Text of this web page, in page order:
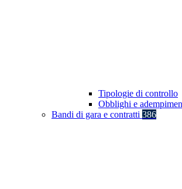
Tipologie di controllo
Obblighi e
Bandi di gara e contratti 386